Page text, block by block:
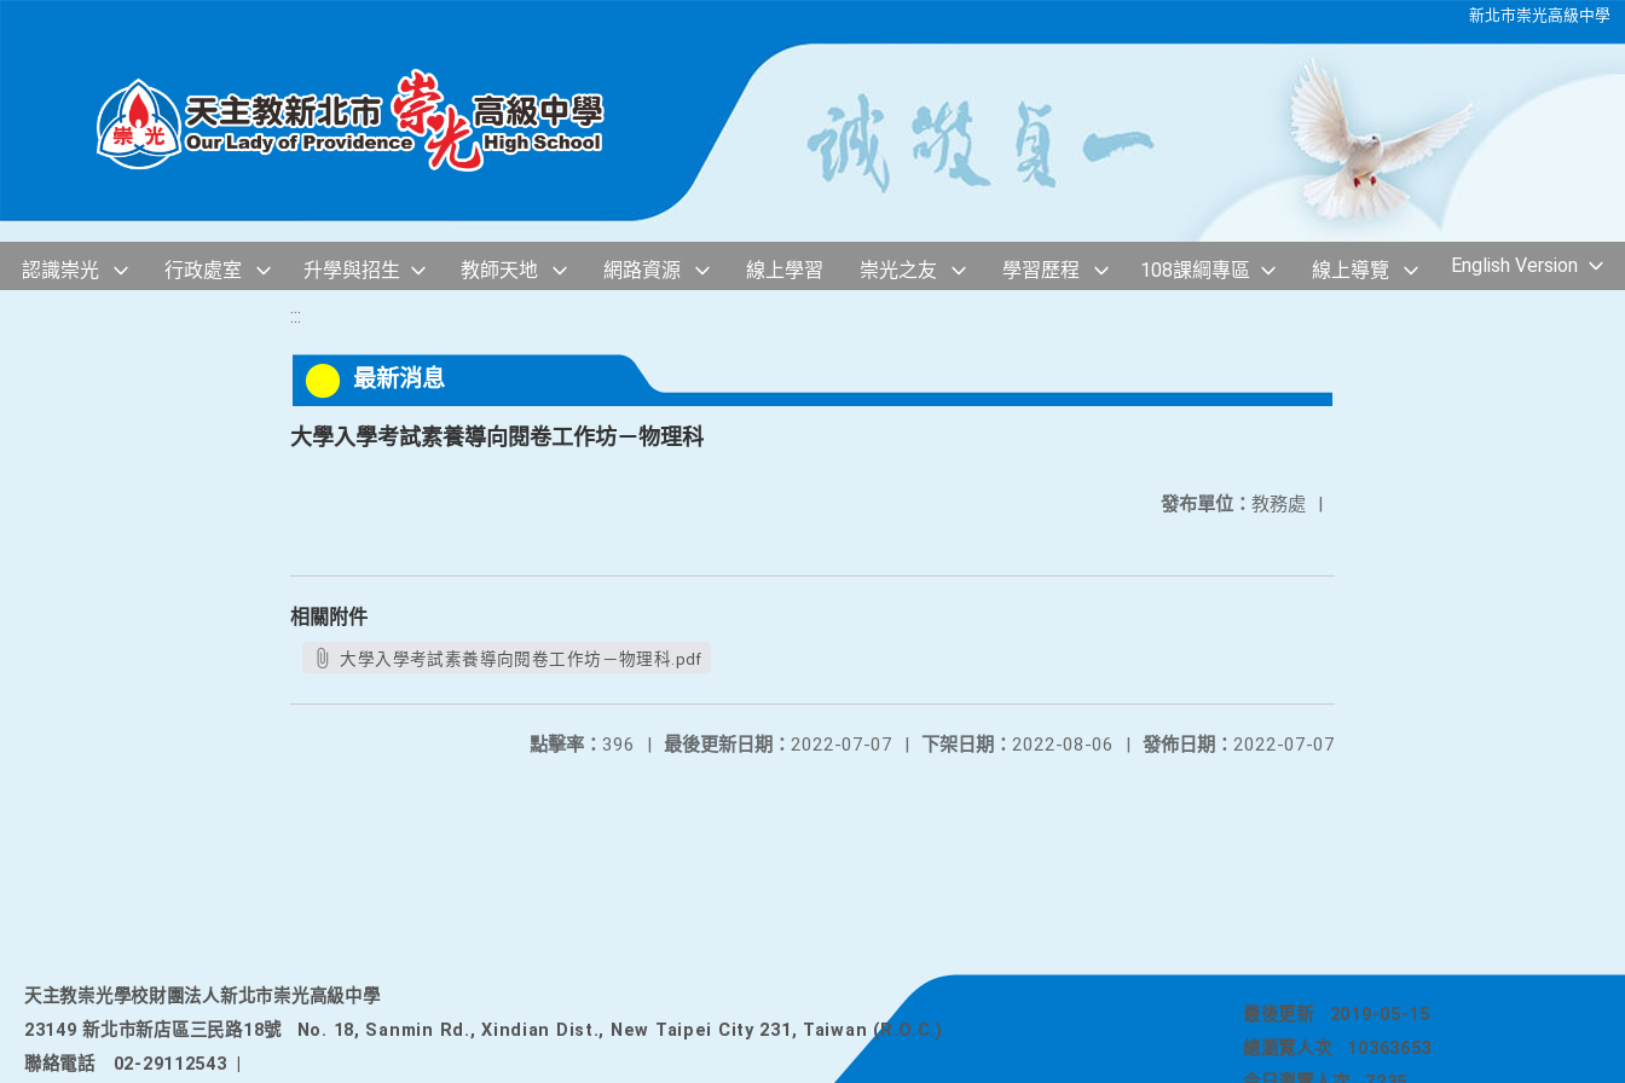
新北市崇光高級中學
認識崇光 行政處室 升學與招生 教師天地 網路資源 線上學習 崇光之友 學習歷程 108課綱專區 線上導覽 English Version
:::
最新消息
大學入學考試素養導向閱卷工作坊－物理科
發布單位： 教務處 |
相關附件
大學入學考試素養導向閱卷工作坊－物理科.pdf
發佈日期： 2022-07-07
下架日期： 2022-08-06 |
最後更新日期： 2022-07-07 |
點擊率： 396 |
天主教崇光學校財團法人新北市崇光高級中學
23149 新北市新店區三民路18號
No. 18, Sanmin Rd., Xindian Dist., New Taipei City 231, Taiwan (R.O.C.)
聯絡電話
02-29112543
最後更新
2019-05-15
總瀏覽人次
10363653